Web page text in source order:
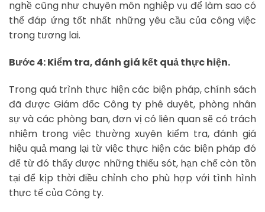
nghề cũng như chuyên môn nghiệp vụ để làm sao có
thể đáp ứng tốt nhất những yêu cầu của công việc
trong tương lai.
Bước 4: Kiểm tra, đánh giá kết quả thực hiện.
Trong quá trình thực hiện các biện pháp, chính sách
đã được Giám đốc Công ty phê duyêt, phòng nhân
sự và các phòng ban, đơn vị có liên quan sẽ có trách
nhiệm trong việc thường xuyên kiểm tra, đánh giá
hiệu quả mang lại từ việc thực hiện các biện pháp đó
để từ đó thấy được những thiếu sót, hạn chế còn tồn
tại để kịp thời điều chỉnh cho phù hợp với tình hình
thực tế của Công ty.